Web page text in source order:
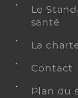
Le
santé
La
Contact
Plan du